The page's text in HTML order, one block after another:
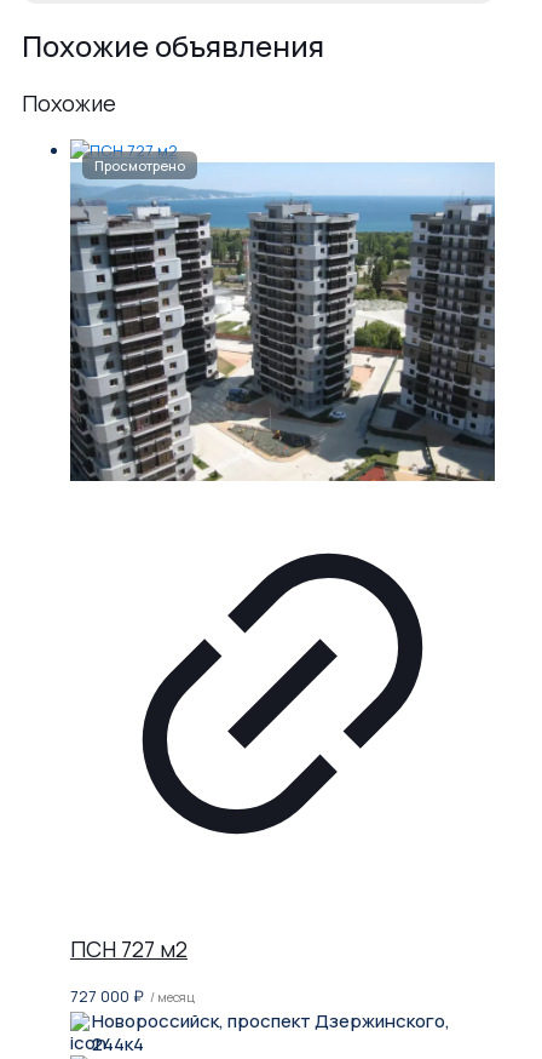
Похожие объявления
Похожие
ПСН 727 м2
727 000 ₽ / месяц
Новороссийск, проспект Дзержинского,
244к4